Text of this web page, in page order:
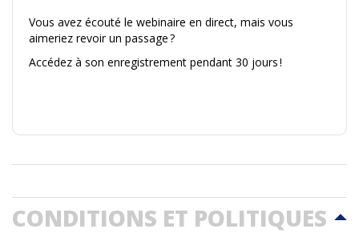
Vous avez écouté le webinaire en direct, mais vous
aimeriez revoir un passage ?
Accédez à son enregistrement pendant 30 jours !
CONDITIONS ET POLITIQUES